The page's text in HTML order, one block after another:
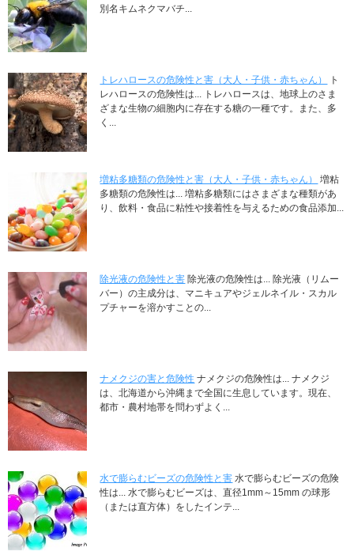
別名キムネクマバチ...
トレハロースの危険性と害（大人・子供・赤ちゃん）
ト
レハロースの危険性は... トレハロースは、地球上のさま
ざまな生物の細胞内に存在する糖の一種です。また、多
く...
増粘多糖類の危険性と害（大人・子供・赤ちゃん）
増粘
多糖類の危険性は... 増粘多糖類にはさまざまな種類があ
り、飲料・食品に粘性や接着性を与えるための食品添加...
除光液の危険性と害 除光液の危険性は... 除光液（リムー
バー）の主成分は、マニキュアやジェルネイル・スカル
プチャーを溶かすことの...
ナメクジの害と危険性 ナメクジの危険性は... ナメクジ
は、北海道から沖縄まで全国に生息しています。現在、
都市・農村地帯を問わずよく...
水で膨らむビーズの危険性と害 水で膨らむビーズの危険
性は... 水で膨らむビーズは、直径1mm～15mm の球形
（または直方体）をしたインテ...